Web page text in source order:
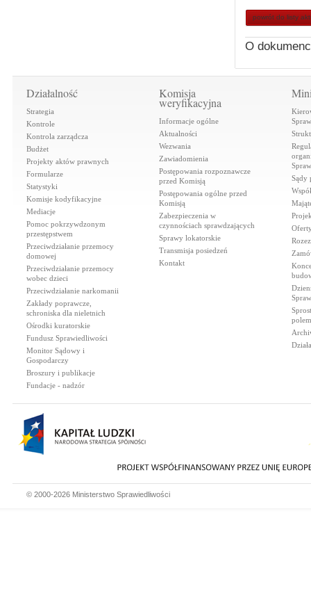
powrót do listy
O
Działalność
Strategia
Kontrole
Kontrola zarządcza
Budżet
Projekty aktów prawnych
Formularze
Statystyki
Komisje kodyfikacyjne
Mediacje
Pomoc pokrzywdzonym
przestępstwem
Przeciwdziałanie przemocy
domowej
Przeciwdziałanie przemocy
wobec dzieci
Przeciwdziałanie narkomanii
Zakłady poprawcze,
schroniska dla nieletnich
Ośrodki kuratorskie
Fundusz Sprawiedliwości
Monitor Sądowy i
Gospodarczy
Broszury i publikacje
Fundacje - nadzór
Komisja
weryfikacyjna
Informacje ogólne
Aktualności
Wezwania
Zawiadomienia
Postępowania rozpoznawcze
przed Komisją
Postępowania ogólne przed
Komisją
Zabezpieczenia w
czynnościach sprawdzających
Sprawy lokatorskie
Transmisja posiedzeń
Kontakt
Sądy
© 2000-2026 Ministerstwo Sprawiedliwości